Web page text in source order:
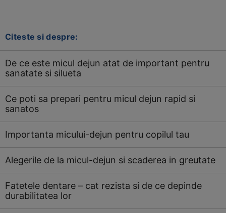
Citeste si despre:
De ce este micul dejun atat de important pentru
sanatate si silueta
Ce poti sa prepari pentru micul dejun rapid si
sanatos
Importanta micului-dejun pentru copilul tau
Alegerile de la micul-dejun si scaderea in greutate
Fatetele dentare – cat rezista si de ce depinde
durabilitatea lor